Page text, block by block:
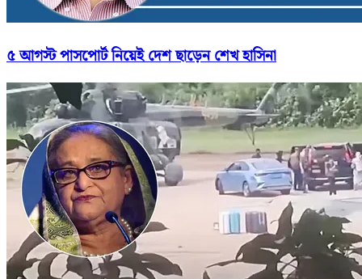
৫ আগস্ট পাসপোর্ট নিয়েই দেশ ছাড়েন শেখ হাসিনা